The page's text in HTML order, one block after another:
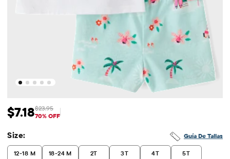
Precio de venta: $7.18
$7.18 Precio original: $23.95
$23.95
70% OFF
Guía De Tallas
Size:
12-18 M 18-24 M 2T 3T 4T 5T